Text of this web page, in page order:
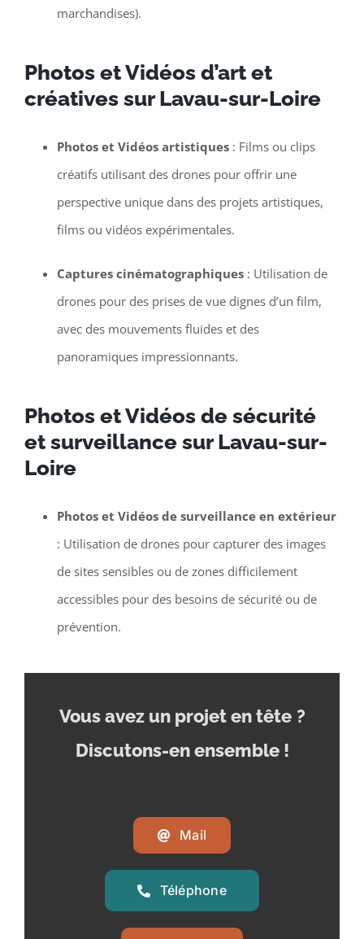
marchandises).
Photos et Vidéos d’art et
créatives sur Lavau-sur-Loire
Photos et Vidéos artistiques: Films ou clips
créatifs utilisant des drones pour offrir une
perspective unique dans des projets artistiques,
films ou vidéos expérimentales.
Captures cinématographiques: Utilisation de
drones pour des prises de vue dignes d’un film,
avec des mouvements fluides et des
panoramiques impressionnants.
Photos et Vidéos de sécurité
et surveillance sur Lavau-sur-
Loire
Photos et Vidéos de surveillance en extérieur
: Utilisation de drones pour capturer des images
de sites sensibles ou de zones difficilement
accessibles pour des besoins de sécurité ou de
prévention.
Vous avez un projet en tête ?
Discutons-en ensemble !
Mail
Téléphone